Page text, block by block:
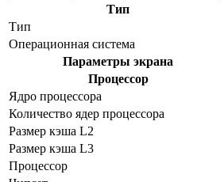
Тип
Тип
Операционная система
Параметры экрана
Процессор
Ядро процессора
Количество ядер процессора
Размер кэша L2
Размер кэша L3
Процессор